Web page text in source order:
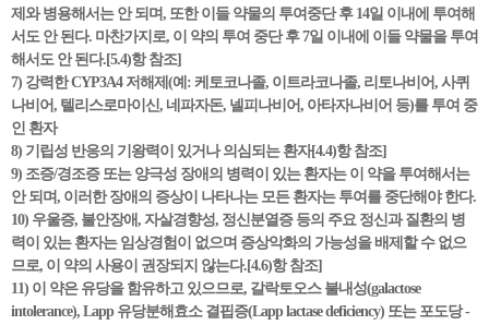
제와 병용해서는 안 되며, 또한 이들 약물의 투여중단 후 14일 이내에 투여해
서도 안 된다. 마찬가지로, 이 약의 투여 중단 후 7일 이내에 이들 약물을 투여
해서도 안 된다.[5.4)항 참조]
7) 강력한 CYP3A4 저해제(예: 케토코나졸, 이트라코나졸, 리토나비어, 사퀴
나비어, 텔리스로마이신, 네파자돈, 넬피나비어, 아타자나비어 등)를 투여 중
인 환자
8) 기립성 반응의 기왕력이 있거나 의심되는 환자[4.4)항 참조]
9) 조증/경조증 또는 양극성 장애의 병력이 있는 환자는 이 약을 투여해서는
안 되며, 이러한 장애의 증상이 나타나는 모든 환자는 투여를 중단해야 한다.
10) 우울증, 불안장애, 자살경향성, 정신분열증 등의 주요 정신과 질환의 병
력이 있는 환자는 임상경험이 없으며 증상악화의 가능성을 배제할 수 없으
므로, 이 약의 사용이 권장되지 않는다.[4.6)항 참조]
11) 이 약은 유당을 함유하고 있으므로, 갈락토오스 불내성(galactose
intolerance), Lapp 유당분해효소 결핍증(Lapp lactase deficiency) 또는 포도당 -